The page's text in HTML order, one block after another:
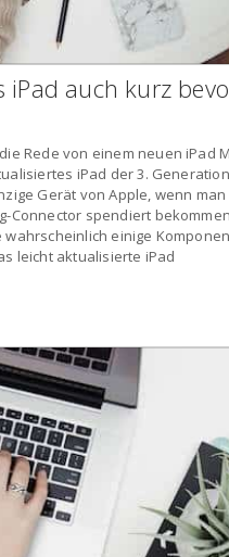
iPad auch kurz
Rede von einem neuen iPad
iPad der 3.
Gerät von Apple, wenn
Connector spendiert
einige
leicht aktualisierte iPad